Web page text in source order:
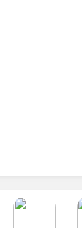
站获取补给。
实时反馈状
与克苏鲁怪